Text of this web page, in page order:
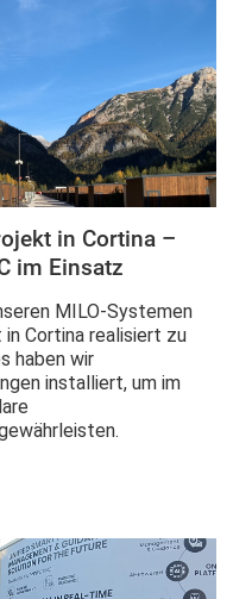
in Cortina –
im Einsatz
MILO-Systemen
Cortina realisiert zu
haben wir
installiert, um im